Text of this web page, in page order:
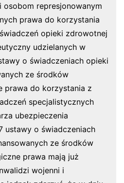
represjonowanym
prawa do korzystania
opieki zdrowotnej
udzielanych w
o świadczeniach opieki
ze środków
prawa do korzystania z
specjalistycznych
ubezpieczenia
ustawy o świadczeniach
ze środków
prawa mają już
wojenni i